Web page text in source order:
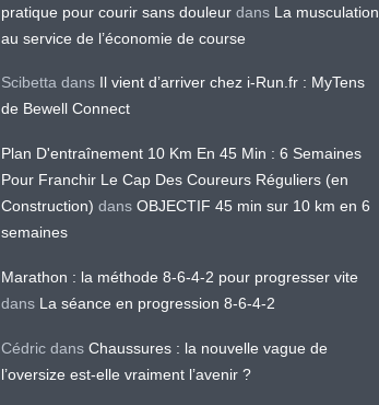
pratique pour courir sans douleur dans La musculation
au service de l’économie de course
Scibetta dans Il vient d’arriver chez i-Run.fr : MyTens
de Bewell Connect
Plan D'entraînement 10 Km En 45 Min : 6 Semaines
Pour Franchir Le Cap Des Coureurs Réguliers (en
Construction) dans OBJECTIF 45 min sur 10 km en 6
semaines
Marathon : la méthode 8-6-4-2 pour progresser vite
dans La séance en progression 8-6-4-2
Cédric dans Chaussures : la nouvelle vague de
l’oversize est-elle vraiment l’avenir ?